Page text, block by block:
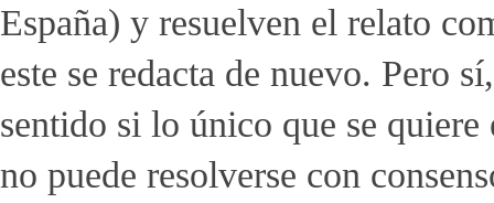
España) y resuelven el relato
este se redacta de nuevo. Pero
sentido si lo único que se
no puede resolverse con